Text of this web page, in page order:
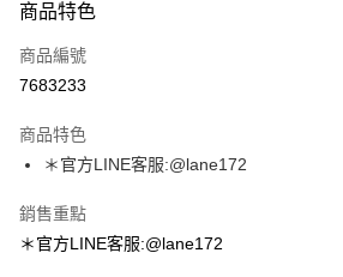
信用卡一次付款
超商取貨付款
Apple Pay
街口支付
悠遊付
商品特色
商品編號
7683233
商品特色
＊官方LINE客服:@lane172
銷售重點
＊官方LINE客服:@lane172